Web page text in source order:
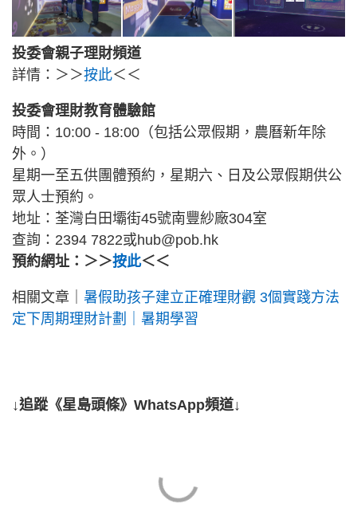
投委會親子理財頻道
詳情：＞＞按此＜＜
投委會理財教育體驗館
時間：10:00 - 18:00（包括公眾假期，農曆新年除
外。）
星期一至五供團體預約，星期六、日及公眾假期供公
眾人士預約。
地址：荃灣白田壩街45號南豐紗廠304室
查詢：2394 7822或hub@pob.hk
預約網址：＞＞按此＜＜
相關文章｜ 暑假助孩子建立正確理財觀 3個實踐方法
定下周期理財計劃｜暑期學習
↓追蹤《星島頭條》WhatsApp頻道↓